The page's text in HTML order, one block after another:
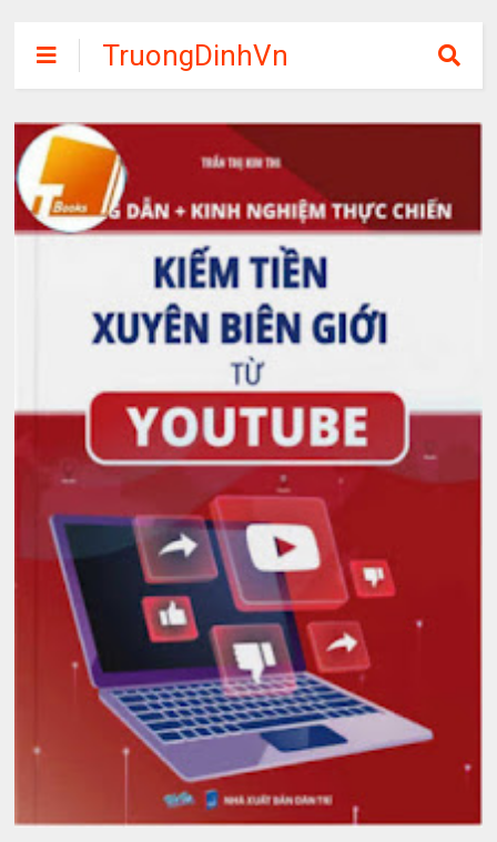
TruongDinhVn
Chia sẽ ebook,
các khóa học,
phần mềm học
tập miễn phí